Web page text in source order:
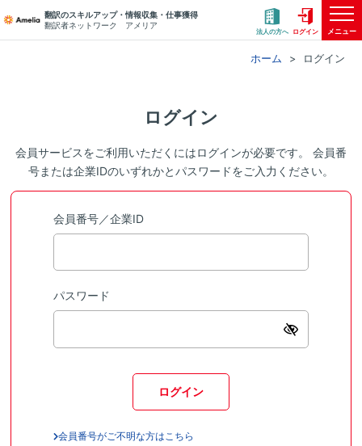
翻訳のスキルアップ・情報収集・仕事獲得
翻訳者ネットワーク アメリア
法人の方へ ログイン メニュー
ホーム ログイン
ログイン
会員サービスをご利用いただくにはログインが必要です。 会員番
号または企業IDのいずれかとパスワードをご入力ください。
会員番号／企業ID
パスワード
ログイン
会員番号がご不明な方はこちら